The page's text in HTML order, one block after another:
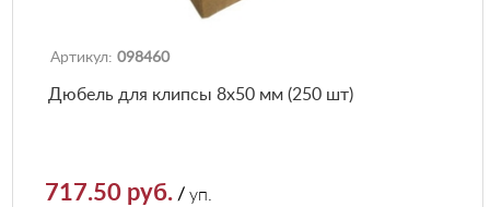
Артикул: 098460
Дюбель для клипсы 8х50 мм (250 шт)
717.50 руб. /уп.